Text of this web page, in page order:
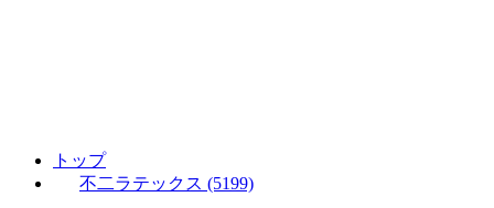
トップ
不二ラテックス (5199)